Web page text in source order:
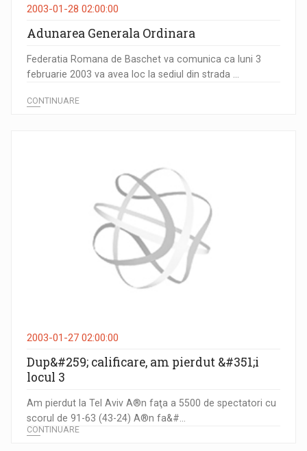
2003-01-28 02:00:00
Adunarea Generala Ordinara
Federatia Romana de Baschet va comunica ca luni 3
februarie 2003 va avea loc la sediul din strada ...
CONTINUARE
2003-01-27 02:00:00
Dup&#259; calificare, am pierdut &#351;i
locul 3
Am pierdut la Tel Aviv A®n faţa a 5500 de spectatori cu
scorul de 91-63 (43-24) A®n fa&#...
CONTINUARE